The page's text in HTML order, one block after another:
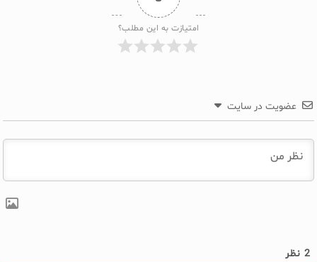
امتیازت به این مطلب؟
عضویت در سایت
2 نظر